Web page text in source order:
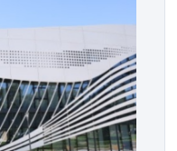
الغامبي، حيث يطمح